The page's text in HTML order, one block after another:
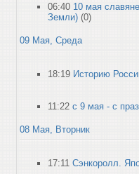
06:40 10 мая
Земли) (0)
09 Мая, Среда
18:19 Историю
11:22 с 9 мая - с
08 Мая, Вторник
17:11 Сэнкоролл.